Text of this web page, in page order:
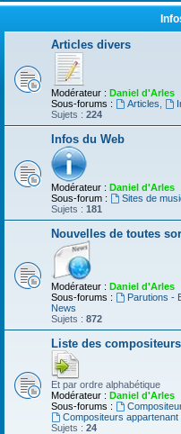
Articles divers
Modérateur : Daniel d'Arles
Sous-forums :
Articles
Sujets : 224
Infos du Web
Modérateur : Daniel d'Arles
Sous-forum :
Sites de
Sujets : 181
Nouvelles de toutes
Modérateur : Daniel d'Arles
Sous-forums :
Parutions -
News
Sujets : 872
Liste des
Et par ordre alphabétique
Modérateur : Daniel d'Arles
Sous-forums :
Compositeurs appartenant
Sujets : 24